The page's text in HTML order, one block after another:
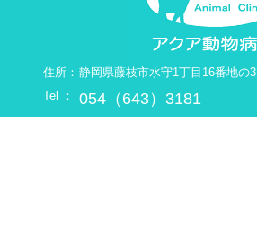
住所： 静岡県藤枝市水守1丁目16番地の3
Tel ：
054（643）3181